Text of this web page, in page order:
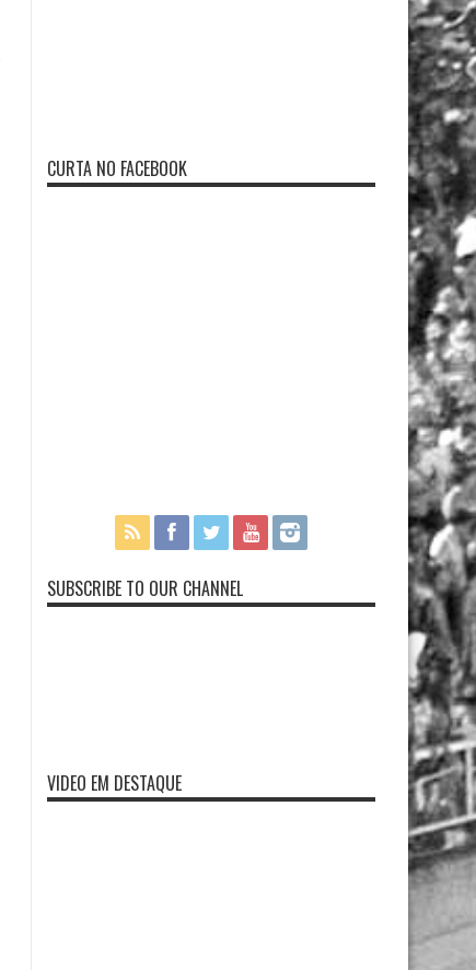
CURTA NO FACEBOOK
SUBSCRIBE TO OUR CHANNEL
VIDEO EM DESTAQUE